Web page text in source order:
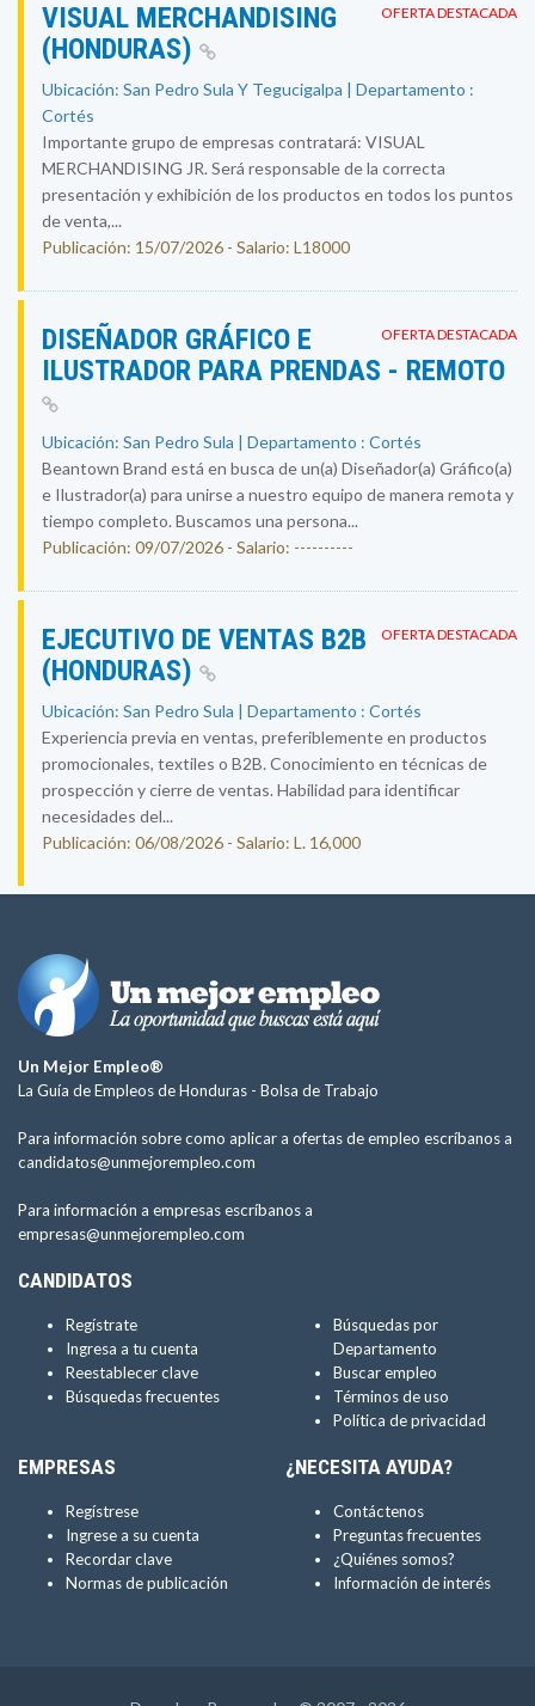
OFERTA DESTACADA
VISUAL MERCHANDISING
(HONDURAS)
Ubicación: San Pedro Sula Y Tegucigalpa | Departamento :
Cortés
Importante grupo de empresas contratará: VISUAL
MERCHANDISING JR. Será responsable de la correcta
presentación y exhibición de los productos en todos los puntos
de venta,...
Publicación: 15/07/2026 - Salario: L18000
OFERTA DESTACADA
DISEÑADOR GRÁFICO E
ILUSTRADOR PARA PRENDAS - REMOTO
Ubicación: San Pedro Sula | Departamento : Cortés
Beantown Brand está en busca de un(a) Diseñador(a) Gráfico(a)
e Ilustrador(a) para unirse a nuestro equipo de manera remota y
tiempo completo. Buscamos una persona...
Publicación: 09/07/2026 - Salario: ----------
OFERTA DESTACADA
EJECUTIVO DE VENTAS B2B
(HONDURAS)
Ubicación: San Pedro Sula | Departamento : Cortés
Experiencia previa en ventas, preferiblemente en productos
promocionales, textiles o B2B. Conocimiento en técnicas de
prospección y cierre de ventas. Habilidad para identificar
necesidades del...
Publicación: 06/08/2026 - Salario: L. 16,000
Un Mejor Empleo®
La Guía de Empleos de Honduras - Bolsa de Trabajo
Para información sobre como aplicar a ofertas de empleo escríbanos a
candidatos@unmejorempleo.com
Para información a empresas escríbanos a
empresas@unmejorempleo.com
CANDIDATOS
Regístrate
Ingresa a tu cuenta
Reestablecer clave
Búsquedas frecuentes
Búsquedas por
Departamento
Buscar empleo
Términos de uso
Política de privacidad
EMPRESAS
Regístrese
Ingrese a su cuenta
Recordar clave
Normas de publicación
¿NECESITA AYUDA?
Contáctenos
Preguntas frecuentes
¿Quiénes somos?
Información de interés